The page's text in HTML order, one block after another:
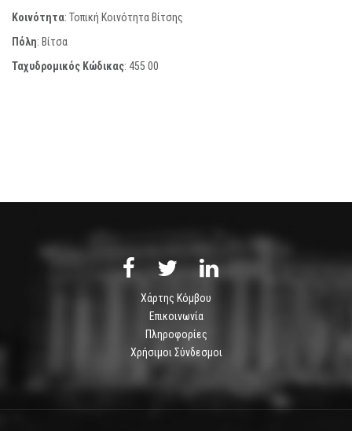
Κοινότητα: Τοπική Κοινότητα Βίτσης
Πόλη: Βίτσα
Ταχυδρομικός Κώδικας: 455 00
Χάρτης Κόμβου
Επικοινωνία
Πληροφορίες
Χρήσιμοι Σύνδεσμοι